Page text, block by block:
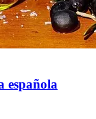
española